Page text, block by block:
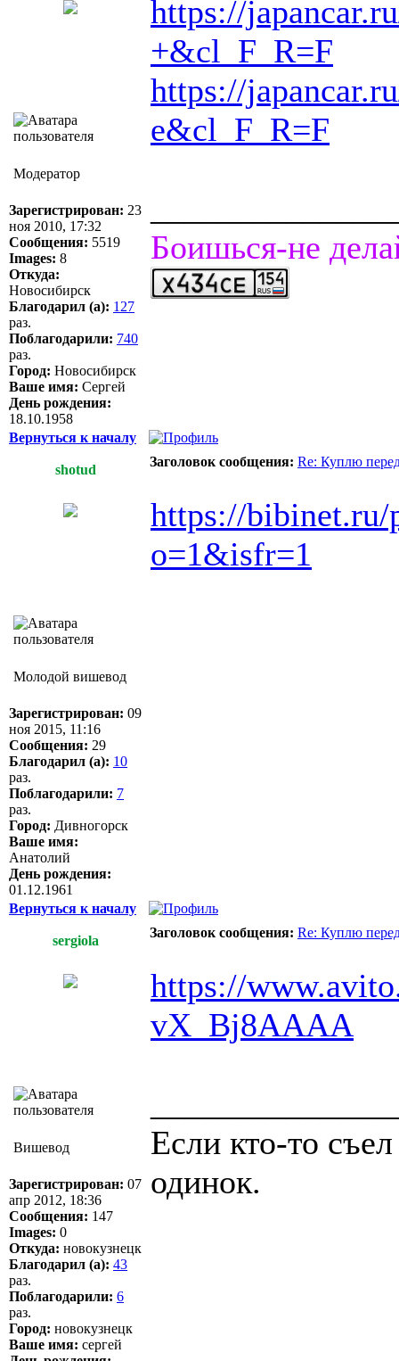
Модератор
Зарегистрирован: 23
ноя 2010, 17:32
Сообщения: 5519
Images: 8
Откуда:
Новосибирск
Благодарил (а): 127
раз.
Поблагодарили: 740
раз.
Город: Новосибирск
Ваше имя: Сергей
День рождения:
18.10.1958
https://
+&cl_F_R=F
https://
e&cl_F_R=F
Боишься-не
Вернуться к началу
shotud
Заголовок сообщения: Re: Куплю
Молодой вишевод
Зарегистрирован: 09
ноя 2015, 11:16
Сообщения: 29
Благодарил (а): 10
раз.
Поблагодарили: 7
раз.
Город: Дивногорск
Ваше имя:
Анатолий
День рождения:
01.12.1961
https://
o=1&isfr=1
Вернуться к началу
sergiola
Заголовок сообщения: Re: Куплю
Вишевод
Зарегистрирован: 07
апр 2012, 18:36
Сообщения: 147
Images: 0
Откуда: новокузнецк
Благодарил (а): 43
раз.
Поблагодарили: 6
раз.
Город: новокузнецк
Ваше имя: сергей
https://
vX_Bj8AAAA
Если кто-то
одинок.